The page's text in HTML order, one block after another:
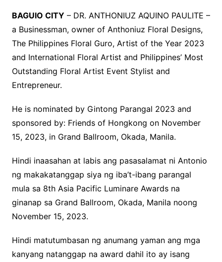
BAGUIO CITY – DR. ANTHONIUZ AQUINO PAULITE –
a Businessman, owner of Anthoniuz Floral Designs,
The Philippines Floral Guro, Artist of the Year 2023
and International Floral Artist and Philippines’ Most
Outstanding Floral Artist Event Stylist and
Entrepreneur.
He is nominated by Gintong Parangal 2023 and
sponsored by: Friends of Hongkong on November
15, 2023, in Grand Ballroom, Okada, Manila.
Hindi inaasahan at labis ang pasasalamat ni Antonio
ng makakatanggap siya ng iba’t-ibang parangal
mula sa 8th Asia Pacific Luminare Awards na
ginanap sa Grand Ballroom, Okada, Manila noong
November 15, 2023.
Hindi matutumbasan ng anumang yaman ang mga
kanyang natanggap na award dahil ito ay isang